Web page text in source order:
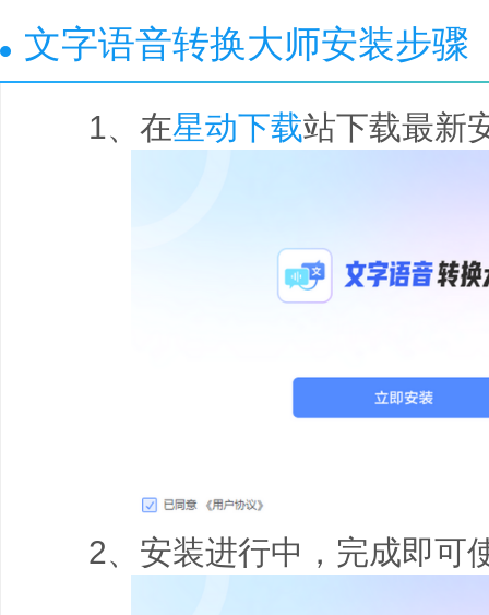
文字语音转换大师安装步骤
1、在星动下载站下载最新
2、安装进行中，完成即可